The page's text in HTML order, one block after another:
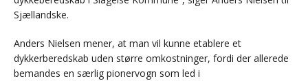
Sjællandske.
Anders Nielsen mener, at man vil kunne etablere et
dykkerberedskab uden større omkostninger, fordi der allerede
bemandes en særlig pionervogn som led i